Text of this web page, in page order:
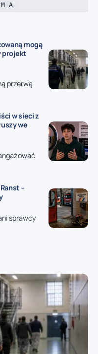
A
mogą
projekt
przerwą
w sieci z
we
–
sprawcy